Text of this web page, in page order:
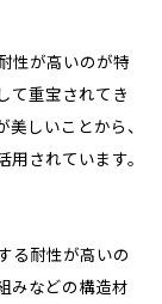
性が高いのが特
て重宝されてき
しいことから、
されています。
る耐性が高いの
みなどの構造材